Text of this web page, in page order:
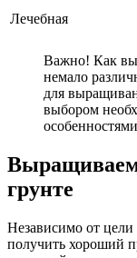
Лечебная
Важно! Как вы
немало
для
выбором
грунте
Независимо от
получить хороший